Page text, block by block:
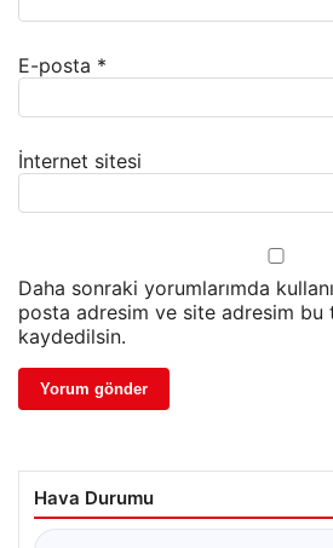
E-posta *
İnternet sitesi
Daha sonraki yorumlarımda
posta adresim ve site adresim bu
kaydedilsin.
Hava Durumu